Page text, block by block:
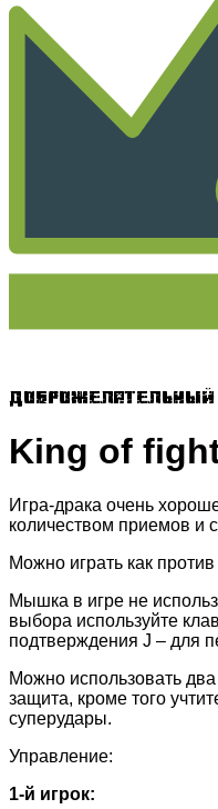
Доброжелательный
King of
Игра-драка очень
количеством приемов и
Можно играть как
Мышка в игре не
выбора используйте
подтверждения J – для
Можно использовать
защита, кроме того
суперудары.
Управление:
1-й игрок: